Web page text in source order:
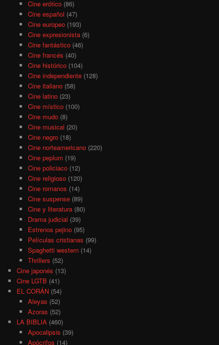
Cine erótico(86)
Cine español (47)
Cine europeo(193)
Cine expresionista(6)
Cine fantástico(46)
Cine francés (40)
Cine histórico(104)
Cine independiente(128)
Cine italiano(58)
Cine latino(23)
Cine místico(100)
Cine mudo(8)
Cine musical (20)
Cine negro(18)
Cine norteamericano(220)
Cine peplum (19)
Cine policiaco(12)
Cine religioso(120)
Cine romanos (14)
Cine suspense(89)
Cine y literatura(80)
Drama judicial (39)
Estrenos pejino(95)
Películas cristianas (99)
Spaghetti western(14)
Thrillers (52)
Cine japonés (13)
Cine LGTB (41)
EL CORÁN (54)
Aleyas (52)
Azoras (52)
LA BIBLIA (460)
Apocalipsis (39)
Apócrifos (14)